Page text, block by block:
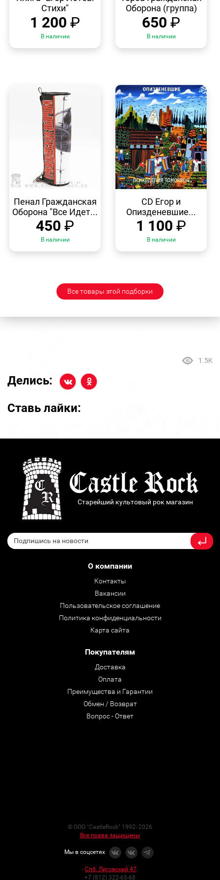
Стихи"
1 200 ₽
В наличии
Оборона (группа)
650 ₽
В наличии
ПРОСМОТР
Пенал Гражданская
Оборона "Все Идет...
450 ₽
В наличии
ПРОСМОТР
CD Егор и
Опизденевшие...
1 100 ₽
В наличии
Все товары этой подборки
1.5K
Делись:
Ставь лайки:
Старейший культовый рок магазин
О компании
Контакты
Вакансии
Пользовательское соглашение
Политика конфиденциальности
Карта сайта
Покупателям
Доставка
Оплата
Преимущества и Гарантии
Обмен / Возврат
Вопрос - Ответ
© ООО "CastleRock" 1992- 2026
Все права защищены
Мы в соцсетях
- Спб. Лиговский 47:
+7 (812) 322-65-68